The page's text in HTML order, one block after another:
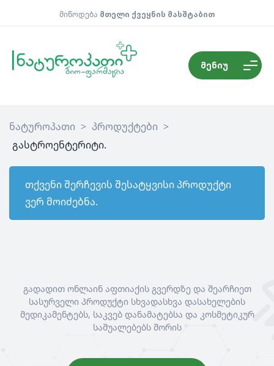
მიწოდება მთელი ქვეყნის მასშტაბით
მენიუ
ნატუროპათი > პროდუქტები >
გასტროენტერიტი.
თქვენი შერჩევის შესატყვისი პროდუქტი
ვერ მოიძებნა.
გადადით ონლაინ აფთიაქის გვერდზე და შეარჩიეთ
სასურველი პროდუქტი სხვადასხვა დასახელების
მედიკამენტებს, საკვებ დანამატებსა და კოსმეტიკურ
საშუალებებს შორის